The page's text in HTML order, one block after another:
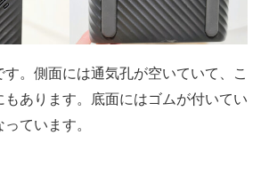
。側面には通気孔が空いていて、こ
あります。底面にはゴムが付いてい
ています。